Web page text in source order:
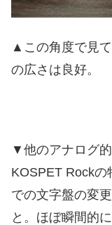
▲この角度で見
の広さは良好。
▼他のアナログ的
KOSPET Rockの
での文字盤の変
と。ほぼ瞬間的